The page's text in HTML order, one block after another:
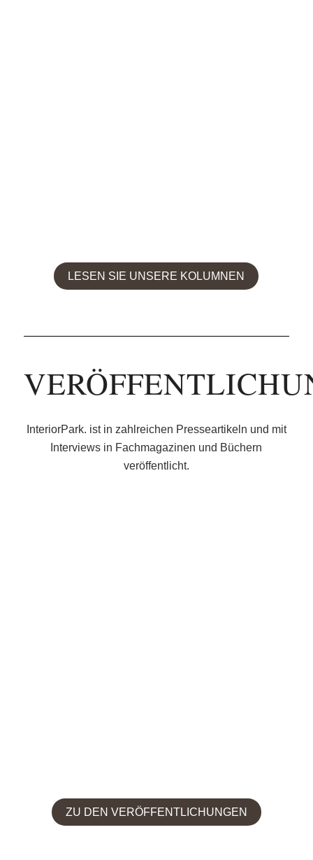
LESEN SIE UNSERE KOLUMNEN
InteriorPark. ist in zahlreichen Presseartikeln und mit
Interviews in Fachmagazinen und Büchern
veröffentlicht.
ZU DEN VERÖFFENTLICHUNGEN